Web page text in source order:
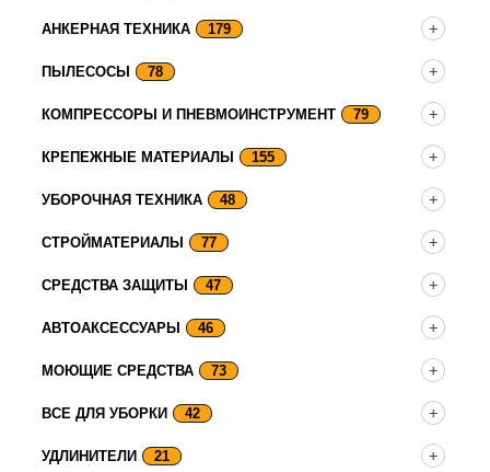
АНКЕРНАЯ ТЕХНИКА 179
ПЫЛЕСОСЫ 78
КОМПРЕССОРЫ И ПНЕВМОИНСТРУМЕНТ 79
КРЕПЕЖНЫЕ МАТЕРИАЛЫ 155
УБОРОЧНАЯ ТЕХНИКА 48
СТРОЙМАТЕРИАЛЫ 77
СРЕДСТВА ЗАЩИТЫ 47
АВТОАКСЕССУАРЫ 46
МОЮЩИЕ СРЕДСТВА 73
ВСЕ ДЛЯ УБОРКИ 42
УДЛИНИТЕЛИ 21